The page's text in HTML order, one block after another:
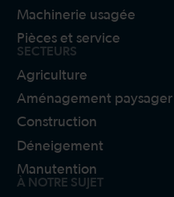
Machinerie usagée
Pièces et service
SECTEURS
Agriculture
Aménagement paysager
Construction
Déneigement
Manutention
À NOTRE SUJET